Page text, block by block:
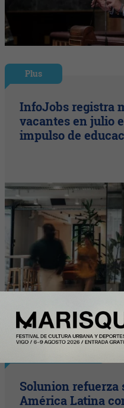
Plus
InfoJobs registra
vacantes en julio
impulso de
Solunion refuerza
América Latina